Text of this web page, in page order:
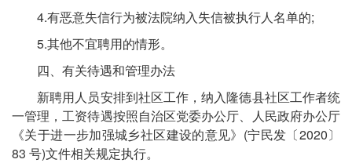
4.有恶意失信行为被法院纳入失信被执行人名单的;
5.其他不宜聘用的情形。
四、有关待遇和管理办法
新聘用人员安排到社区工作，纳入隆德县社区工作者统
一管理，工资待遇按照自治区党委办公厅、人民政府办公厅
《关于进一步加强城乡社区建设的意见》(宁民发〔2020〕
83 号)文件相关规定执行。